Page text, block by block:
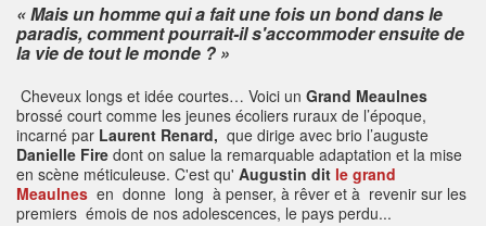
« Mais un homme qui a fait une fois un bond dans le
paradis, comment pourrait-il s'accommoder ensuite de
la vie de tout le monde ? »
Cheveux longs et idée courtes… Voici un Grand Meaulnes
brossé court comme les jeunes écoliers ruraux de l’époque,
incarné par Laurent Renard, que dirige avec brio l’auguste
Danielle Fire dont on salue la remarquable adaptation et la mise
en scène méticuleuse. C'est qu' Augustin dit le grand
Meaulnes en donne long à penser, à rêver et à revenir sur les
premiers émois de nos adolescences, le pays perdu...